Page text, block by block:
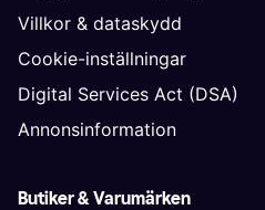
Villkor & dataskydd
Cookie-inställningar
Digital Services Act (DSA)
Annonsinformation
Butiker & Varumärken